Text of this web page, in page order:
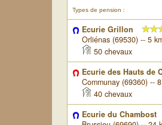
Types de pension :
Ecurie Grillon
Orliénas (69530) -- 5
50 chevaux
Ecurie des Hauts de
Communay (69360) --
40 chevaux
Ecurie du Chambost